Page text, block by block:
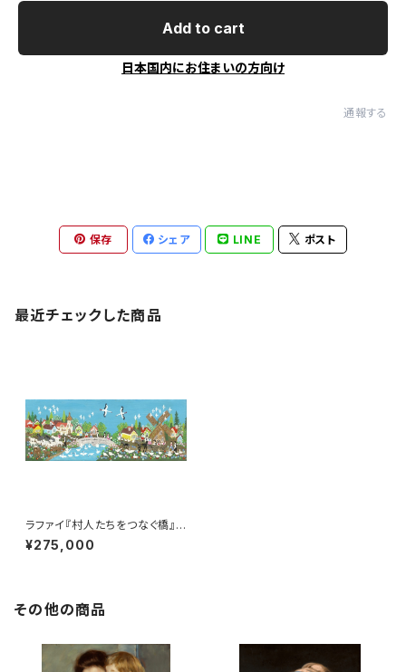
Add to cart
日本国内にお住まいの方向け
通報する
保存 シェア LINE ポスト
最近チェックした商品
ラファイ『村人たちをつなぐ橋』リ
トグラフ・送料無料・新品額装・U
Vカットアクリル仕様
¥275,000
その他の商品